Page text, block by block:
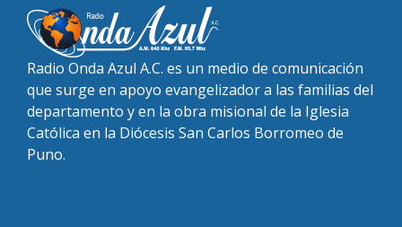
Radio Onda Azul A.C. es un medio de comunicación
que surge en apoyo evangelizador a las familias del
departamento y en la obra misional de la Iglesia
Católica en la Diócesis San Carlos Borromeo de
Puno.